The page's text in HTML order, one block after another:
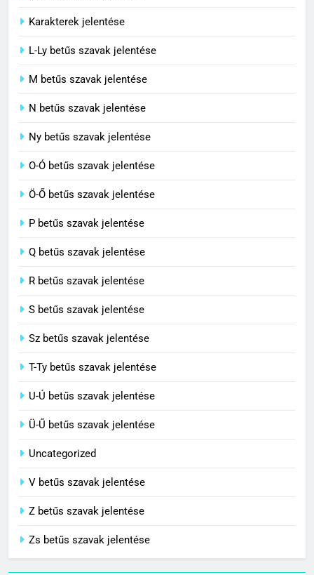
C BETŰS SZAVAK JELENTÉSE
8
Centenárium jelentése
Karakterek jelentése
L-Ly betűs szavak jelentése
M betűs szavak jelentése
N betűs szavak jelentése
Ny betűs szavak jelentése
O-Ó betűs szavak jelentése
Ö-Ő betűs szavak jelentése
P betűs szavak jelentése
Q betűs szavak jelentése
R betűs szavak jelentése
S betűs szavak jelentése
Sz betűs szavak jelentése
T-Ty betűs szavak jelentése
U-Ú betűs szavak jelentése
Ü-Ű betűs szavak jelentése
Uncategorized
V betűs szavak jelentése
Z betűs szavak jelentése
Zs betűs szavak jelentése